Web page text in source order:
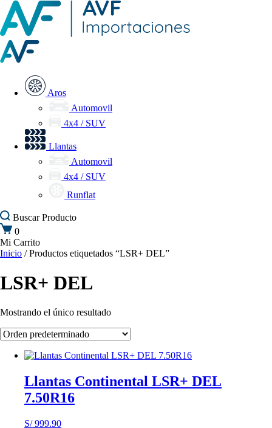
Aros
Automovil
4x4 / SUV
Llantas
Automovil
4x4 / SUV
Runflat
BuscarProducto
0
Mi Carrito
Inicio / Productos etiquetados “LSR+ DEL”
LSR+ DEL
Mostrando el único resultado
Llantas Continental LSR+ DEL
7.50R16
S/999.90